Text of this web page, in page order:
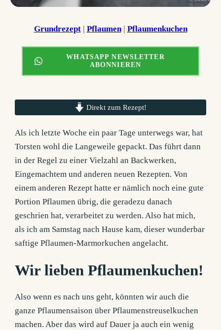
Grundrezept | Pflaumen | Pflaumenkuchen
WHATSAPP NEWSLETTER
ABONNIEREN
Direkt zum Rezept!
Als ich letzte Woche ein paar Tage unterwegs war, hat
Torsten wohl die Langeweile gepackt. Das führt dann
in der Regel zu einer Vielzahl an Backwerken,
Eingemachtem und anderen neuen Rezepten. Von
einem anderen Rezept hatte er nämlich noch eine gute
Portion Pflaumen übrig, die geradezu danach
geschrien hat, verarbeitet zu werden. Also hat mich,
als ich am Samstag nach Hause kam, dieser wunderbar
saftige Pflaumen-Marmorkuchen angelacht.
Wir lieben Pflaumenkuchen!
Also wenn es nach uns geht, könnten wir auch die
ganze Pflaumensaison über Pflaumenstreuselkuchen
machen. Aber das wird auf Dauer ja auch ein wenig